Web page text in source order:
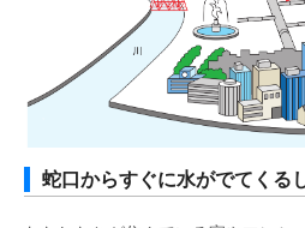
蛇口からすぐに水がでてくる